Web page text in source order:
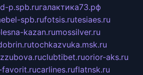
d-p.spb.ruгалактика73.рф
spb.rufotsis.rutesiaes.ru
kazan.rumossilver.ru
tochkazvuka.msk.ru
clubtibet.ruorior-aks.ru
favorit.rucarlines.ruflatnsk.ru